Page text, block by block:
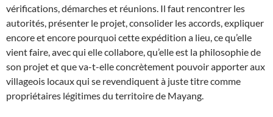
vérifications, démarches et réunions. Il faut rencontrer les
autorités, présenter le projet, consolider les accords, expliquer
encore et encore pourquoi cette expédition a lieu, ce qu’elle
vient faire, avec qui elle collabore, qu’elle est la philosophie de
son projet et que va-t-elle concrètement pouvoir apporter aux
villageois locaux qui se revendiquent à juste titre comme
propriétaires légitimes du territoire de Mayang.